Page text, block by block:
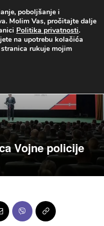
Vojne policije
poboljšanje i
Molim Vas, pročitajte dalje
Politika privatnosti.
na upotrebu kolačića
rukuje mojim